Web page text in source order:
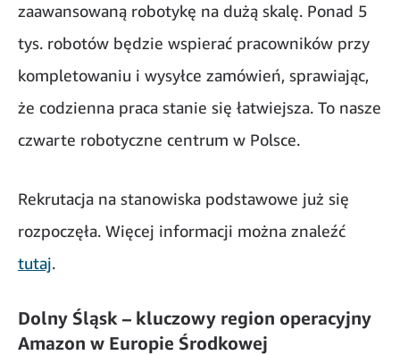
zaawansowaną robotykę na dużą skalę. Ponad 5
tys. robotów będzie wspierać pracowników przy
kompletowaniu i wysyłce zamówień, sprawiając,
że codzienna praca stanie się łatwiejsza. To nasze
czwarte robotyczne centrum w Polsce.
Rekrutacja na stanowiska podstawowe już się
rozpoczęła. Więcej informacji można znaleźć
tutaj.
Dolny Śląsk – kluczowy region operacyjny
Amazon w Europie Środkowej